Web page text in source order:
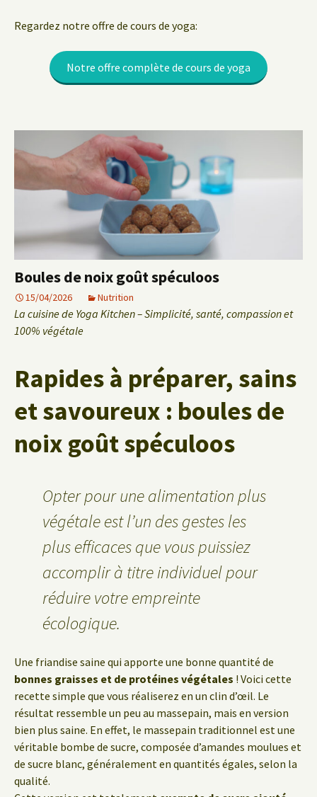
Regardez notre offre de cours de yoga:
Notre offre complète de cours de yoga
Boules de noix goût spéculoos
15/04/2026 Nutrition
La cuisine de Yoga Kitchen – Simplicité, santé, compassion et
100% végétale
Rapides à préparer, sains
et savoureux : boules de
noix goût spéculoos
Opter pour une alimentation plus
végétale est l’un des gestes les
plus efficaces que vous puissiez
accomplir à titre individuel pour
réduire votre empreinte
écologique.
Une friandise saine qui apporte une bonne quantité de
bonnes graisses et de protéines végétales ! Voici cette
recette simple que vous réaliserez en un clin d’œil. Le
résultat ressemble un peu au massepain, mais en version
bien plus saine. En effet, le massepain traditionnel est une
véritable bombe de sucre, composée d’amandes moulues et
de sucre blanc, généralement en quantités égales, selon la
qualité.